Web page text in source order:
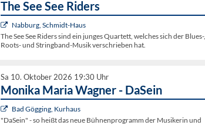
The See See Riders
Nabburg, Schmidt-Haus
The See See Riders sind ein junges Quartett, welches sich der Blues-,
Roots- und Stringband-Musik verschrieben hat.
Sa 10. Oktober 2026 19:30 Uhr
Monika Maria Wagner - DaSein
Bad Gögging, Kurhaus
"DaSein" - so heißt das neue Bühnenprogramm der Musikerin und